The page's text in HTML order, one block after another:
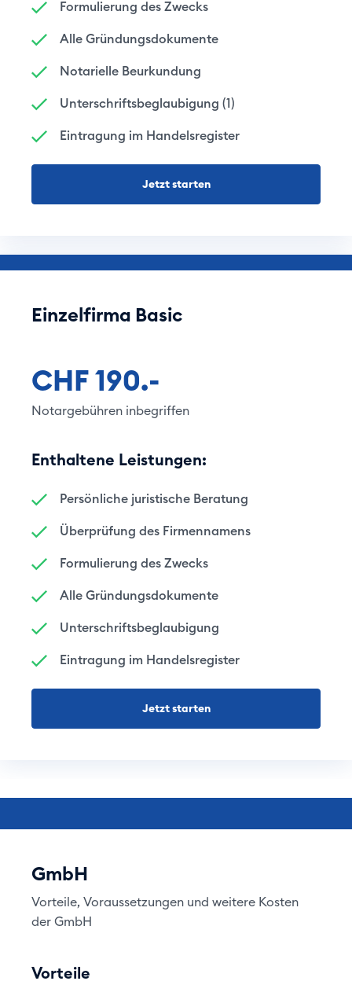
Formulierung des Zwecks
Alle Gründungsdokumente
Notarielle Beurkundung
Unterschriftsbeglaubigung (1)
Eintragung im Handelsregister
Jetzt starten
Einzelfirma Basic
CHF 190.-
Notargebühren inbegriffen
Enthaltene Leistungen:
Persönliche juristische Beratung
Überprüfung des Firmennamens
Formulierung des Zwecks
Alle Gründungsdokumente
Unterschriftsbeglaubigung
Eintragung im Handelsregister
Jetzt starten
GmbH
Vorteile, Voraussetzungen und weitere Kosten
der GmbH
Vorteile